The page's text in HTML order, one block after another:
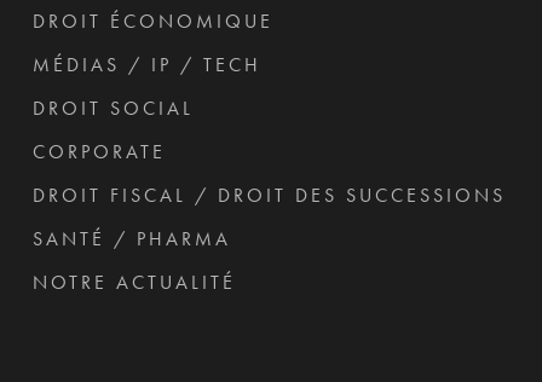
DROIT ÉCONOMIQUE
MÉDIAS / IP / TECH
DROIT SOCIAL
CORPORATE
DROIT FISCAL / DROIT DES SUCCESSIONS
SANTÉ / PHARMA
NOTRE ACTUALITÉ